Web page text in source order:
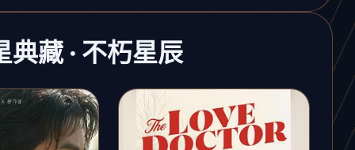
典藏 · 不朽星辰